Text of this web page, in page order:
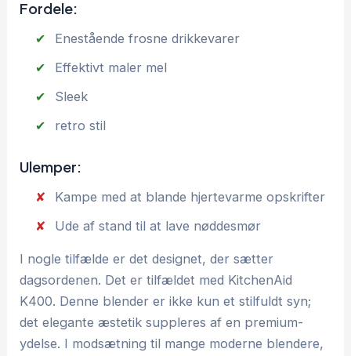
Fordele:
Enestående frosne drikkevarer
Effektivt maler mel
Sleek
retro stil
Ulemper:
Kampe med at blande hjertevarme opskrifter
Ude af stand til at lave nøddesmør
I nogle tilfælde er det designet, der sætter
dagsordenen. Det er tilfældet med KitchenAid
K400. Denne blender er ikke kun et stilfuldt syn;
det elegante æstetik suppleres af en premium-
ydelse. I modsætning til mange moderne blendere,